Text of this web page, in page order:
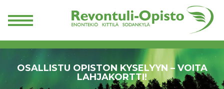
OSALLISTU OPISTON KYSELYYN – VOITA
LAHJAKORTTI!